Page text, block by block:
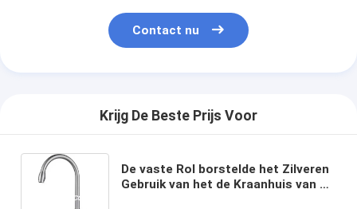
Contact nu
Krijg De Beste Prijs Voor
De vaste Rol borstelde het Zilveren
Gebruik van het de Kraanhuis van de